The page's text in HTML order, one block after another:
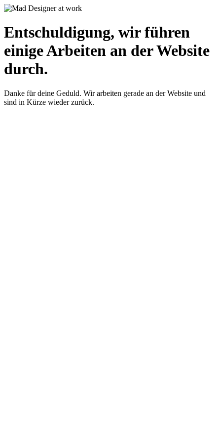
Entschuldigung, wir führen
einige Arbeiten an der Website
durch.
Danke für deine Geduld. Wir arbeiten gerade an der Website und
sind in Kürze wieder zurück.